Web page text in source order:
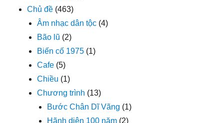
Chủ đề (463)
Âm nhạc dân tộc (4)
Bão lũ (2)
Biến cố 1975 (1)
Cafe (5)
Chiều (1)
Chương trình (13)
Bước Chân Dĩ Vãng (1)
Hãnh diện 100 năm (2)